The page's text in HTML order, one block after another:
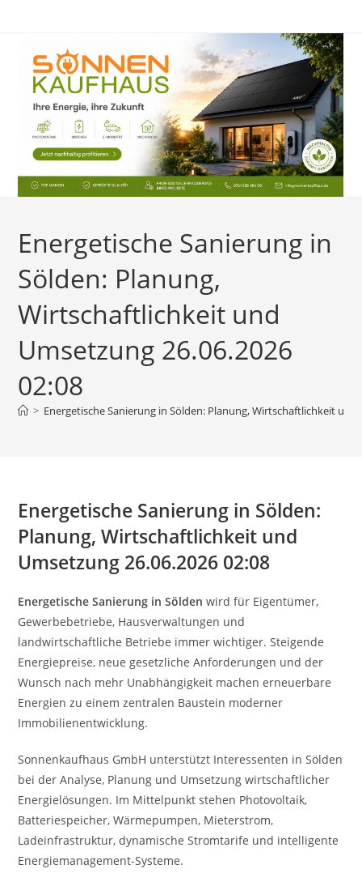
Energetische Sanierung in
Sölden: Planung,
Wirtschaftlichkeit und
Umsetzung 26.06.2026
02:08
> Energetische Sanierung in Sölden: Planung, Wirtschaftlichkeit und
Energetische Sanierung in Sölden:
Planung, Wirtschaftlichkeit und
Umsetzung 26.06.2026 02:08
Energetische Sanierung in Sölden wird für Eigentümer,
Gewerbebetriebe, Hausverwaltungen und
landwirtschaftliche Betriebe immer wichtiger. Steigende
Energiepreise, neue gesetzliche Anforderungen und der
Wunsch nach mehr Unabhängigkeit machen erneuerbare
Energien zu einem zentralen Baustein moderner
Immobilienentwicklung.
Sonnenkaufhaus GmbH unterstützt Interessenten in Sölden
bei der Analyse, Planung und Umsetzung wirtschaftlicher
Energielösungen. Im Mittelpunkt stehen Photovoltaik,
Batteriespeicher, Wärmepumpen, Mieterstrom,
Ladeinfrastruktur, dynamische Stromtarife und intelligente
Energiemanagement-Systeme.